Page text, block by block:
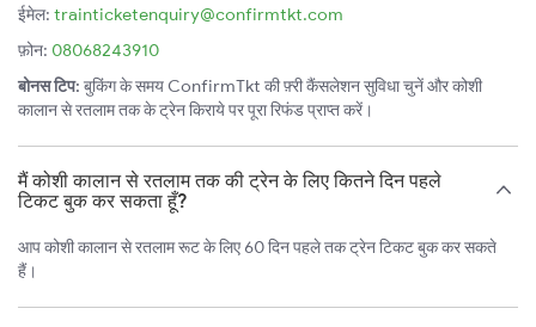
ईमेल: trainticketenquiry@confirmtkt.com
फ़ोन: 08068243910
बोनस टिप: बुकिंग के समय ConfirmTkt की फ़्री कैंसलेशन सुविधा चुनें और कोशी
कालान से रतलाम तक के ट्रेन किराये पर पूरा रिफंड प्राप्त करें।
मैं कोशी कालान से रतलाम तक की ट्रेन के लिए कितने दिन पहले
टिकट बुक कर सकता हूँ?
आप कोशी कालान से रतलाम रूट के लिए 60 दिन पहले तक ट्रेन टिकट बुक कर सकते
हैं।